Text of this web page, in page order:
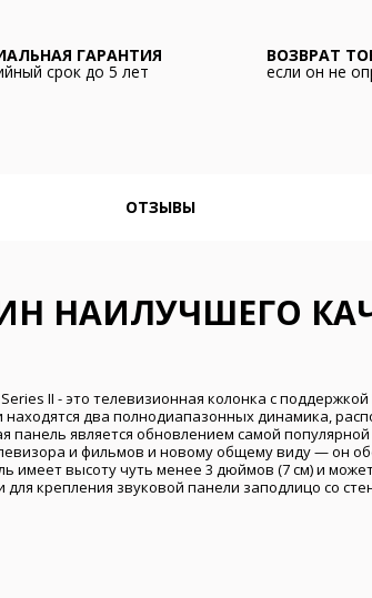
ГАРАНТИЯ
срок до 5 лет
ВОЗВРАТ
если он не
ОТЗЫВЫ
НАИЛУЧШЕГО
II - это телевизионная колонка с
два полнодиапазонных динамика,
панель является обновлением самой
и фильмов и новому общему виду — он
имеет высоту чуть менее 3 дюймов (7 см) и
крепления звуковой панели заподлицо со